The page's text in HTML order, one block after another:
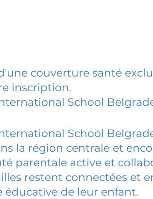
couverture santé
inscription.
School
School
la région centrale et
parentale active et
restent connectées et
éducative de leur enfant.